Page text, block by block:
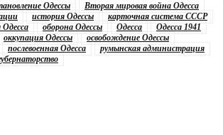
Одессы
Вторая мировая война Одесса
история Одессы
карточная система СССР
Одесса
оборона Одессы Одесса
Одесса 1941
оккупация Одессы
освобождение Одессы
послевоенная Одесса
румынская администрация